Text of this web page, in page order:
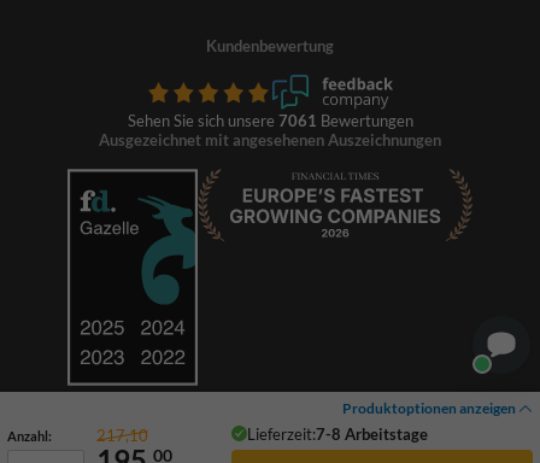
Produktoptionen anzeigen
Anzahl: 217,10 Lieferzeit:7-8 Arbeitstage
00
Kundenbewertung
Sehen Sie sich unsere 7061 Bewertungen
Ausgezeichnet mit angesehenen Auszeichnungen